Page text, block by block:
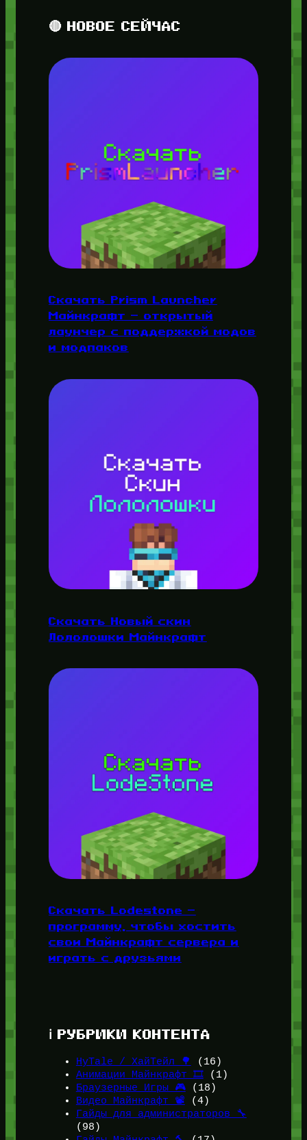
🔴 НОВОЕ СЕЙЧАС
Скачать Prism Launcher
Майнкрафт — открытый
лаунчер с поддержкой модов
и модпаков
Скачать Новый скин
Лололошки Майнкрафт
Скачать Lodestone —
программу, чтобы хостить
свои Майнкрафт сервера и
играть с друзьями
ℹ️ РУБРИКИ КОНТЕНТА
HyTale / ХайТейл 🌳
(16)
Анимации Майнкрафт 🎞️(1)
Браузерные Игры 🎮(18)
Видео Майнкрафт 📽️ (4)
Гайды для администраторов 🔧
(98)